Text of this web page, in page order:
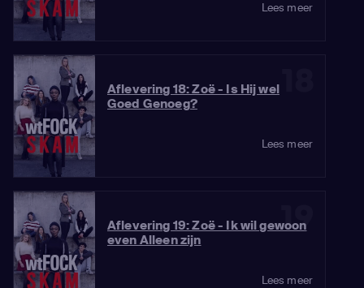
Lees meer
Aflevering 18: Zoë - Is Hij wel
Goed Genoeg?
Lees meer
19
Aflevering 19: Zoë - Ik wil gewoon
even Alleen zijn
Lees meer